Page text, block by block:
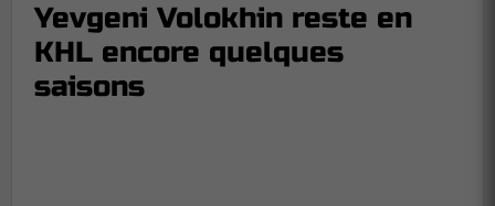
Yevgeni Volokhin reste en
KHL encore quelques
saisons